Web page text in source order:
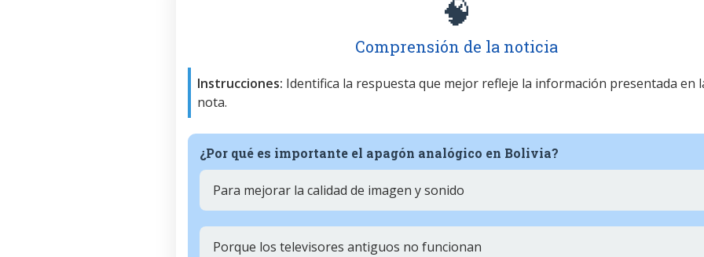
🧠
Comprensión de la noticia
Instrucciones: Identifica la respuesta que mejor refleje la información presentada en
nota.
¿Por qué es importante el apagón analógico en Bolivia?
Para mejorar la calidad de imagen y sonido
Porque los televisores antiguos no funcionan